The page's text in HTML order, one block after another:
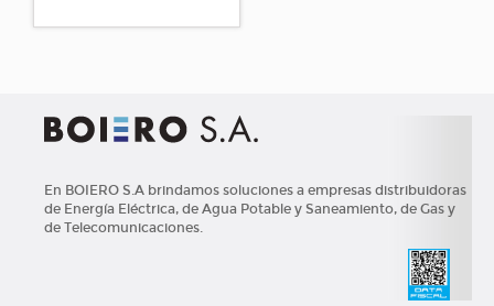
En BOIERO S.A brindamos soluciones a empresas distribuidoras
de Energía Eléctrica, de Agua Potable y Saneamiento, de Gas y
de Telecomunicaciones.